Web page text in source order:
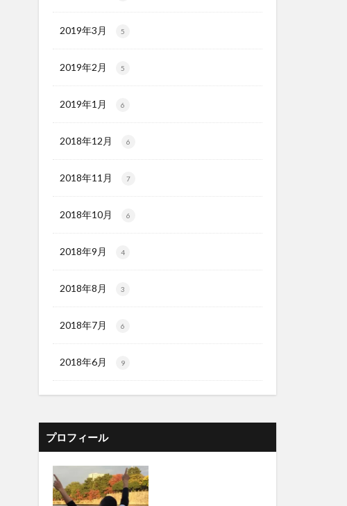
2019年3月 5
2019年2月 5
2019年1月 6
2018年12月 6
2018年11月 7
2018年10月 6
2018年9月 4
2018年8月 3
2018年7月 6
2018年6月 9
プロフィール